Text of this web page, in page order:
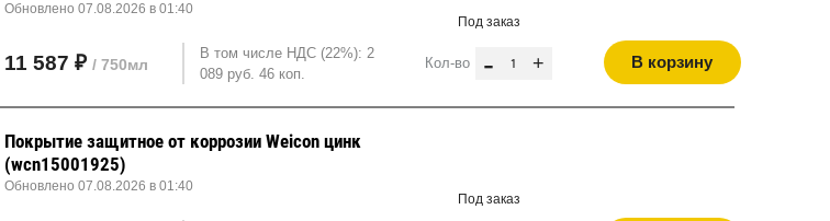
Обновлено 07.08.2026 в 01:40
11 587 ₽/ 750мл
В том числе НДС (22%): 2
089 руб. 46 коп.
Под заказ
Кол-во - + В корзину
Покрытие защитное от коррозии Weicon цинк
(wcn15001925)
Обновлено 07.08.2026 в 01:40
Под заказ